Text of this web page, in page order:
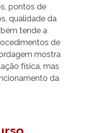
pontos de
qualidade da
tende a
de
mostra
física, mas
da